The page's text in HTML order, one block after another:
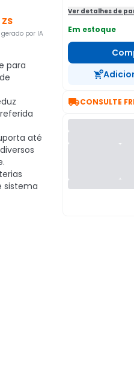
por IA
para
até
sistema
Ver detalhes de
Em estoque
CONSULTE